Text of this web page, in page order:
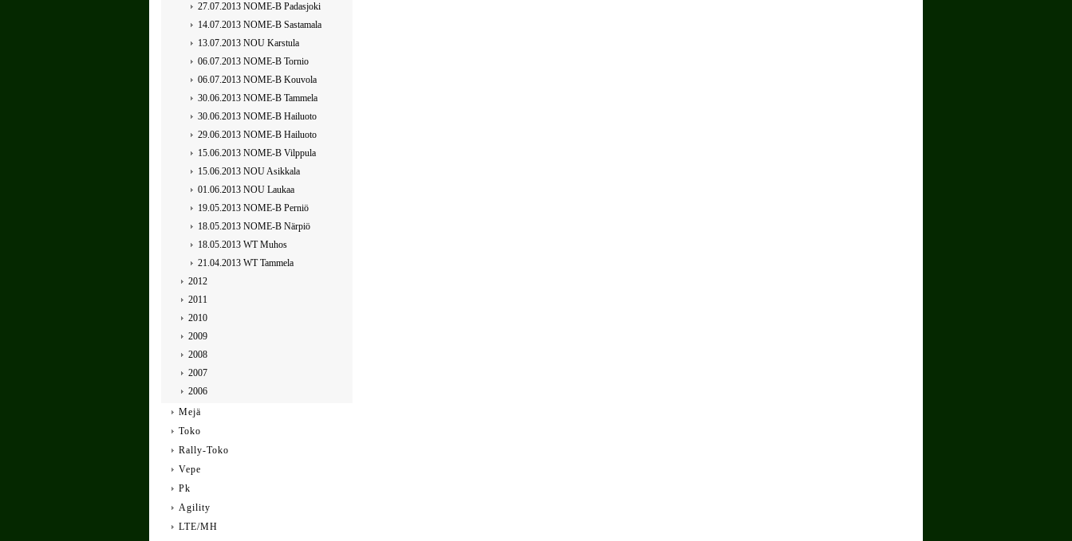
27.07.2013 NOME-B Padasjoki
14.07.2013 NOME-B Sastamala
13.07.2013 NOU Karstula
06.07.2013 NOME-B Tornio
06.07.2013 NOME-B Kouvola
30.06.2013 NOME-B Tammela
30.06.2013 NOME-B Hailuoto
29.06.2013 NOME-B Hailuoto
15.06.2013 NOME-B Vilppula
15.06.2013 NOU Asikkala
01.06.2013 NOU Laukaa
19.05.2013 NOME-B Perniö
18.05.2013 NOME-B Närpiö
18.05.2013 WT Muhos
21.04.2013 WT Tammela
2012
2011
2010
2009
2008
2007
2006
Mejä
Toko
Rally-Toko
Vepe
Pk
Agility
LTE/MH